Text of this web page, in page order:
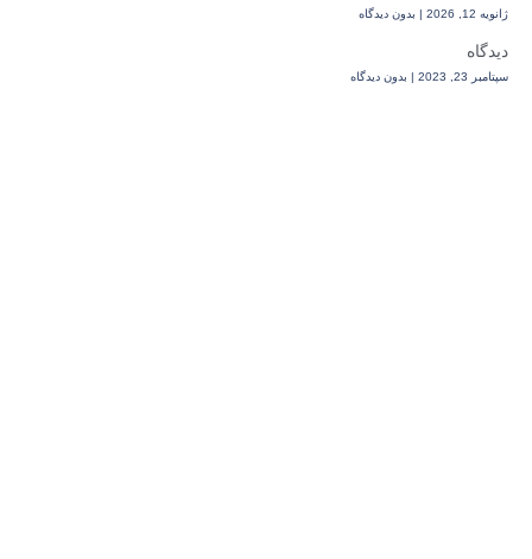
ژانویه 12, 2026 بدون دیدگاه
دیدگاه
سپتامبر 23, 2023 بدون دیدگاه